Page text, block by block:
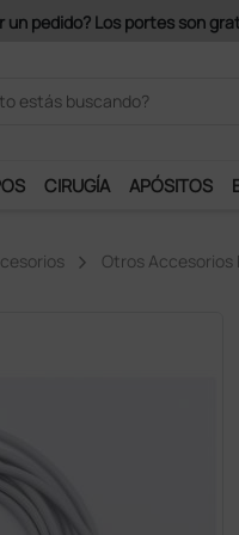
Ds Plus y podrás
CIRUGÍA APÓSITOS
Otros Accesorios